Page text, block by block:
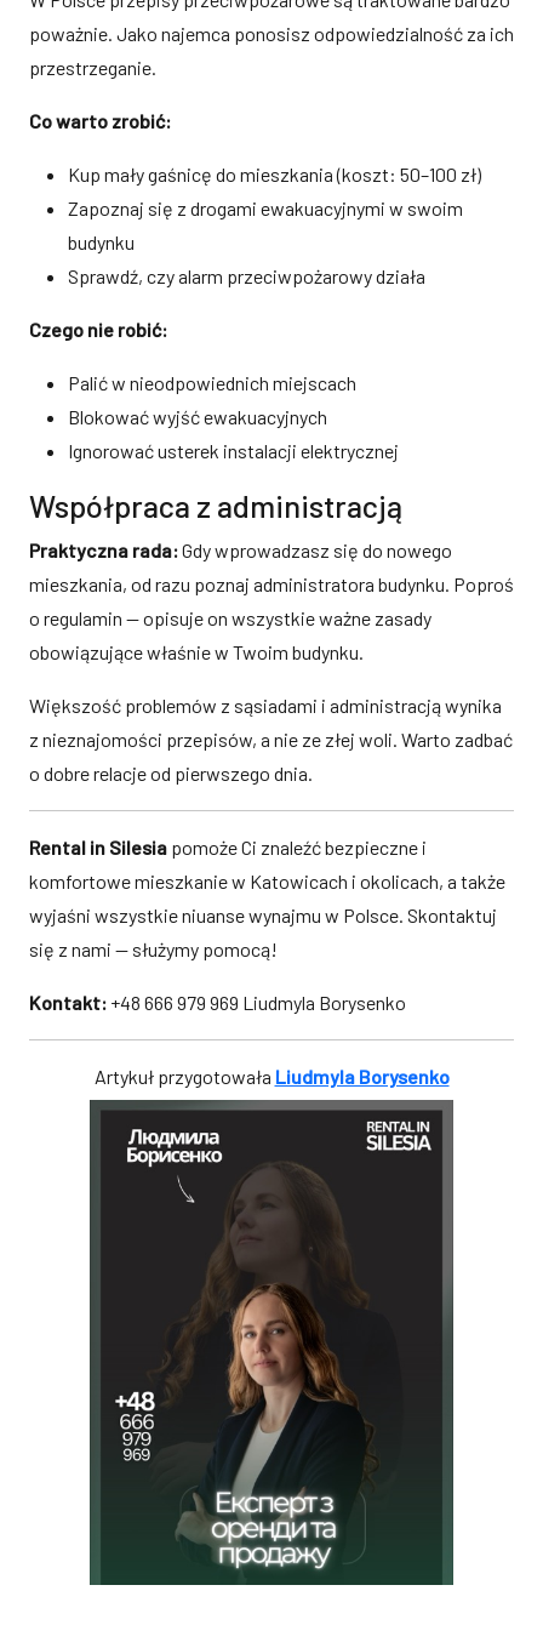
poważnie. Jako najemca ponosisz odpowiedzialność za ich
przestrzeganie.
Co warto zrobić:
Kup mały gaśnicę do mieszkania (koszt: 50–100 zł)
Zapoznaj się z drogami ewakuacyjnymi w swoim
budynku
Sprawdź, czy alarm przeciwpożarowy działa
Czego nie robić:
Palić w nieodpowiednich miejscach
Blokować wyjść ewakuacyjnych
Ignorować usterek instalacji elektrycznej
Współpraca z administracją
Praktyczna rada:Gdy wprowadzasz się do nowego
mieszkania, od razu poznaj administratora budynku. Poproś
o regulamin — opisuje on wszystkie ważne zasady
obowiązujące właśnie w Twoim budynku.
Większość problemów z sąsiadami i administracją wynika
z nieznajomości przepisów, a nie ze złej woli. Warto zadbać
o dobre relacje od pierwszego dnia.
Rental in Silesia pomoże Ci znaleźć bezpieczne i
komfortowe mieszkanie w Katowicach i okolicach, a także
wyjaśni wszystkie niuanse wynajmu w Polsce. Skontaktuj
się z nami — służymy pomocą!
Kontakt: +48 666 979 969 Liudmyla Borysenko
Artykuł przygotowała Liudmyla Borysenko